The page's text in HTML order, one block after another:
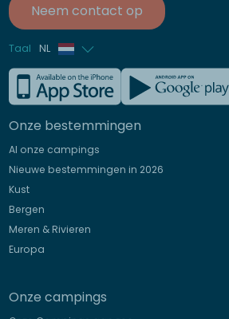
Neem contact op
Taal NL
Frans
Engels
Duits
Italiaans
Onze bestemmingen
Al onze campings
Nieuwe bestemmingen in 2026
Kust
Bergen
Meren & Rivieren
Europa
Onze campings